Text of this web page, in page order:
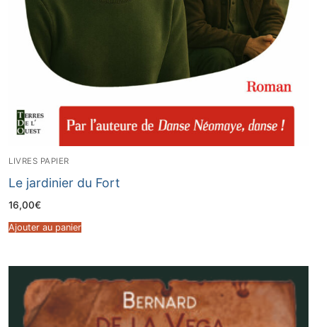
LIVRES PAPIER
Le jardinier du Fort
16,00€
Ajouter au panier